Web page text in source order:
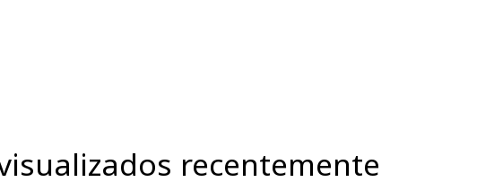
recentemente